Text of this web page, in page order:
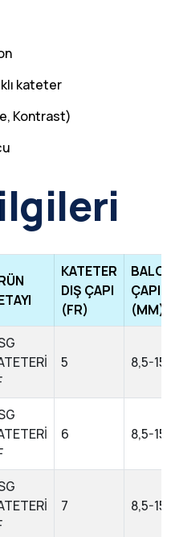
kateter
Kontrast)
KATETER
DIŞ ÇAPI
(FR)
ÇAPI
(MM)
5 8,5-15
6 8,5-15
7 8,5-15